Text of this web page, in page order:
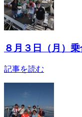
８月３日（月）
記事を読む